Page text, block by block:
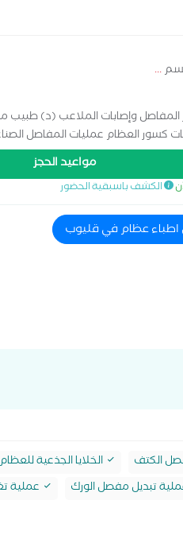
...
المفاصل وإصابات الملاعب (د)
العظام عمليات المفاصل
عظام الأطفال آلام العمود الفقرى
مواعيد الحجز
الكشف باسبقية الحضور
اطباء عظام في قليوب
الكتف الخلايا الجذعية للعظام
تبديل مفصل الورك عملية